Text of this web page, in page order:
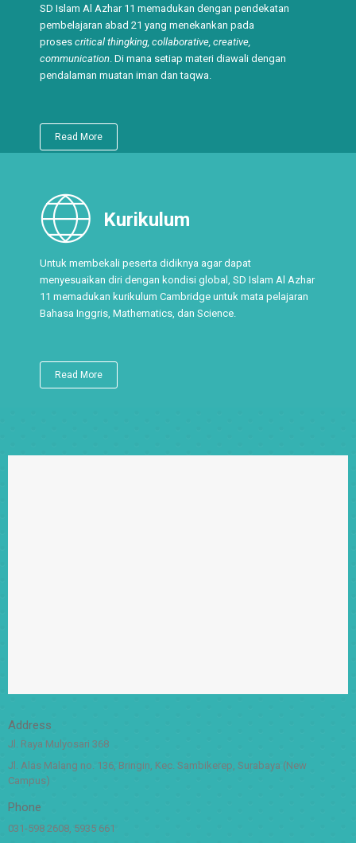
SD Islam Al Azhar 11 memadukan dengan pendekatan
pembelajaran abad 21 yang menekankan pada
proses critical thingking, collaborative, creative,
communication. Di mana setiap materi diawali dengan
pendalaman muatan iman dan taqwa.
Read More
Kurikulum
Untuk membekali peserta didiknya agar dapat
menyesuaikan diri dengan kondisi global, SD Islam Al Azhar
11 memadukan kurikulum Cambridge untuk mata pelajaran
Bahasa Inggris, Mathematics, dan Science.
Read More
Address
Jl. Raya Mulyosari 368
Jl. Alas Malang no. 136, Bringin, Kec. Sambikerep, Surabaya (New
Campus)
Phone
031-598 2608, 5935 661